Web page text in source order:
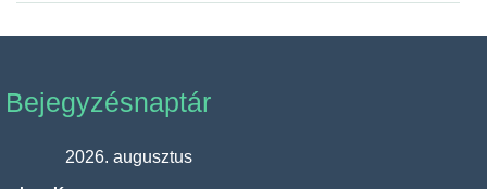
Bejegyzésnaptár
2026. augusztus